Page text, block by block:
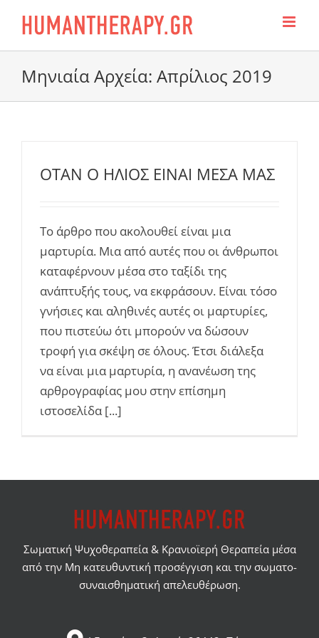
content
Μηνιαία Αρχεία: Απρίλιος 2019
ΟΤΑΝ Ο ΗΛΙΟΣ ΕΙΝΑΙ ΜΕΣΑ ΜΑΣ
Το άρθρο που ακολουθεί είναι μια
μαρτυρία. Μια από αυτές που οι άνθρωποι
καταφέρνουν μέσα στο ταξίδι της
ανάπτυξής τους, να εκφράσουν. Είναι τόσο
γνήσιες και αληθινές αυτές οι μαρτυρίες,
που πιστεύω ότι μπορούν να δώσουν
τροφή για σκέψη σε όλους. Έτσι διάλεξα
να είναι μια μαρτυρία, η ανανέωση της
αρθρογραφίας μου στην επίσημη
ιστοσελίδα [...]
Σωματική Ψυχοθεραπεία & Κρανιοϊερή Θεραπεία μέσα
από την Μη κατευθυντική προσέγγιση και την σωματο-
συναισθηματική απελευθέρωση.